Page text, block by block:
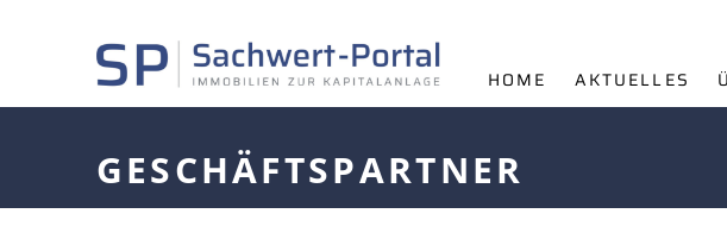
HOME AKTUELLES
GESCHÄFTSPARTNER